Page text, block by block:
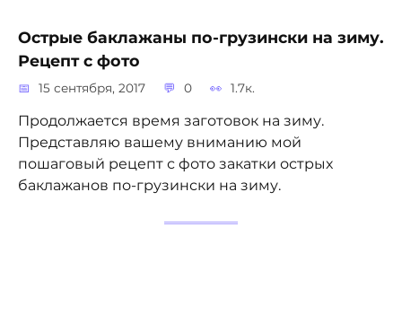
Острые баклажаны по-грузински на зиму.
Рецепт с фото
15 сентября, 2017 0 1.7к.
Продолжается время заготовок на зиму.
Представляю вашему вниманию мой
пошаговый рецепт с фото закатки острых
баклажанов по-грузински на зиму.